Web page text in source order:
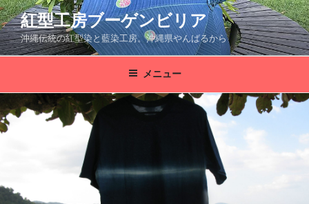
コ
ン
テ
ン
へ
ス
キ
紅型工房ブーゲンビリア
沖縄伝統の紅型染と藍染工房。沖縄県やんばるから
メニュー